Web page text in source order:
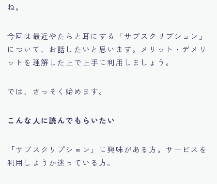
ね。
今回は最近やたらと耳にする「サブスクリプション」
について、お話したいと思います。メリット・デメリ
ットを理解した上で上手に利用しましょう。
では、さっそく始めます。
こんな人に読んでもらいたい
「サブスクリプション」に興味がある方。サービスを
利用しようか迷っている方。